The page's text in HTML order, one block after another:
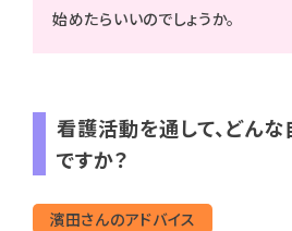
始めたらいいのでしょうか。
看護活動を通して、どん
ですか？
濱田さんのアドバイス